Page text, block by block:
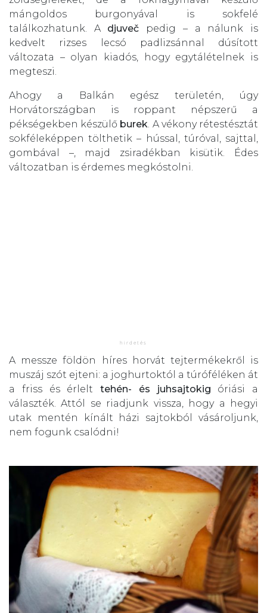
mángoldos burgonyával is sokfelé
találkozhatunk. A djuveč pedig – a nálunk is
kedvelt rizses lecsó padlizsánnal dúsított
változata – olyan kiadós, hogy egytálételnek is
megteszi.
Ahogy a Balkán egész területén, úgy
Horvátországban is roppant népszerű a
pékségekben készülő burek . A vékony rétestésztát
sokféleképpen tölthetik – hússal, túróval, sajttal,
gombával –, majd zsiradékban kisütik. Édes
változatban is érdemes megkóstolni.
A messze földön híres horvát tejtermékekről is
muszáj szót ejteni: a joghurtoktól a túróféléken át
a friss és érlelt tehén- és juhsajtokig óriási a
választék. Attól se riadjunk vissza, hogy a hegyi
utak mentén kínált házi sajtokból vásároljunk,
nem fogunk csalódni!